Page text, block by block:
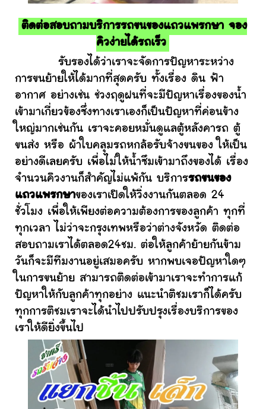
ติดต่อสอบถามบริการรถขนของแถวแพรกษา จอง
คิวง่ายได้รถเร็ว
รับรองได้ว่าเราจะจัดการปัญหาระหว่าง
การขนย้ายให้ได้มากที่สุดครับ ทั้งเรื่อง ดิน ฟ้า
อากาศ อย่างเช่น ช่วงฤดูฝนที่จะมีปัญหาเรื่องของน้ำ
เข้ามาเกี่ยวข้องซึ่งทางเราเองก็เป็นปัญหาที่ค่อนข้าง
ใหญ่มากเช่นกัน เราจะคอยหมั่นดูแลตู้หลังคารถ ตู้
ขนส่ง หรือ ผ้าใบคลุมรถหกล้อรับจ้างขนของ ให้เป็น
อย่างดีเลยครับ เพื่อไม่ให้น้ำซึมเข้ามาถึงของได้ เรื่อง
จำนวนคิวงานก็สำคัญไม่แพ้กัน บริการรถขนของ
แถวแพรกษาของเราเปิดให้วิ่งงานกันตลอด 24
ชั่วโมง เพื่อให้เพียงต่อความต้องการของลูกค้า ทุกที่
ทุกเวลา ไม่ว่าจะกรุงเทพหรือว่าต่างจังหวัด ติดต่อ
สอบถามเราได้ตลอด24ชม. ต่อให้ลูกค้าย้ายกันข้าม
วันก็จะมีทีมงานอยู่เสมอครับ หากพบเจอปัญหาใดๆ
ในการขนย้าย สามารถติดต่อเข้ามาเราจะทำการแก้
ปัญหาให้กับลูกค้าทุกอย่าง แนะนำติชมเราก็ได้ครับ
ทุกการติชมเราจะได้นำไปปรับปรุงเรื่องบริการของ
เราให้ดียิ่งขึ้นไป